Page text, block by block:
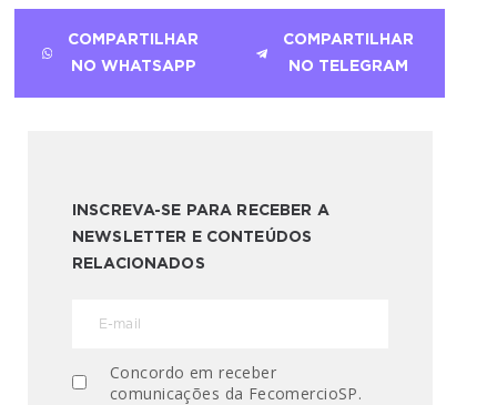
COMPARTILHAR
NO WHATSAPP
COMPARTILHAR
NO TELEGRAM
INSCREVA-SE PARA RECEBER A
NEWSLETTER E CONTEÚDOS
RELACIONADOS
Concordo em receber
comunicações da FecomercioSP.